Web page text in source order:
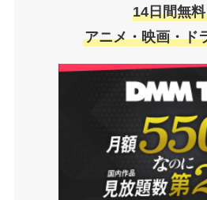
14日間無
アニメ・映画・ド